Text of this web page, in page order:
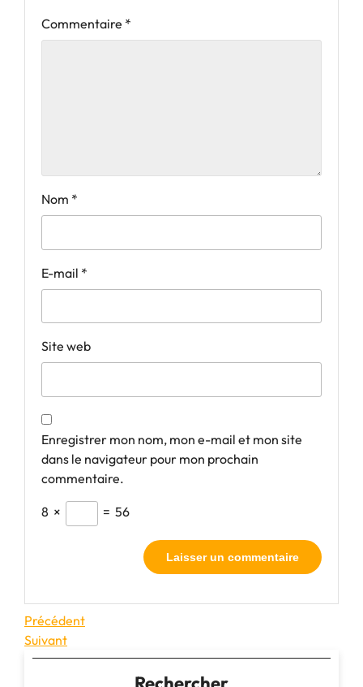
Commentaire *
Nom *
E-mail *
Site web
Enregistrer mon nom, mon e-mail et mon site
dans le navigateur pour mon prochain
commentaire.
8 × = 56
Navigation
de
Article
précédent
Précédent
Article
suivant
Suivant